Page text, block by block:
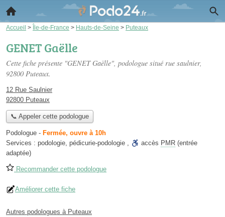
Accueil > Île-de-France > Hauts-de-Seine > Puteaux
GENET Gaëlle
Cette fiche présente "GENET Gaëlle", podologue situé rue saulnier,
92800 Puteaux.
12 Rue Saulnier
92800 Puteaux
📞 Appeler cette podologue
Podologue - Fermée, ouvre à 10h
Services : podologie, pédicurie-podologie , accès PMR (entrée
adaptée)
Recommander cette podologue
Améliorer cette fiche
Autres podologues à Puteaux